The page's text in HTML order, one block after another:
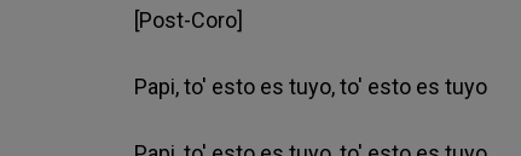
[Post-Coro]
Papi, to' esto es tuyo, to' esto es tuyo